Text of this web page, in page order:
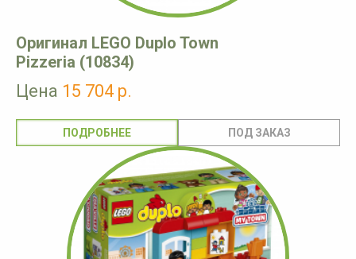
Оригинал LEGO Duplo Town
Pizzeria (10834)
Цена 15 704 р.
ПОДРОБНЕЕ